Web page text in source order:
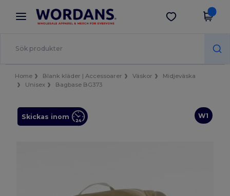
× Wordans-app
Bättre priser i appen!
Hämta app
Home Blank kläder | Accessoarer Väskor
Midjeväska
Unisex
Bagbase BG373
W1
Skickas inom